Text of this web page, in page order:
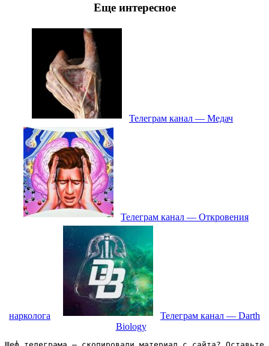
Еще интересное
Телеграм канал — Медач
Телеграм канал — Откровения
нарколога
Телеграм канал — Darth
Biology